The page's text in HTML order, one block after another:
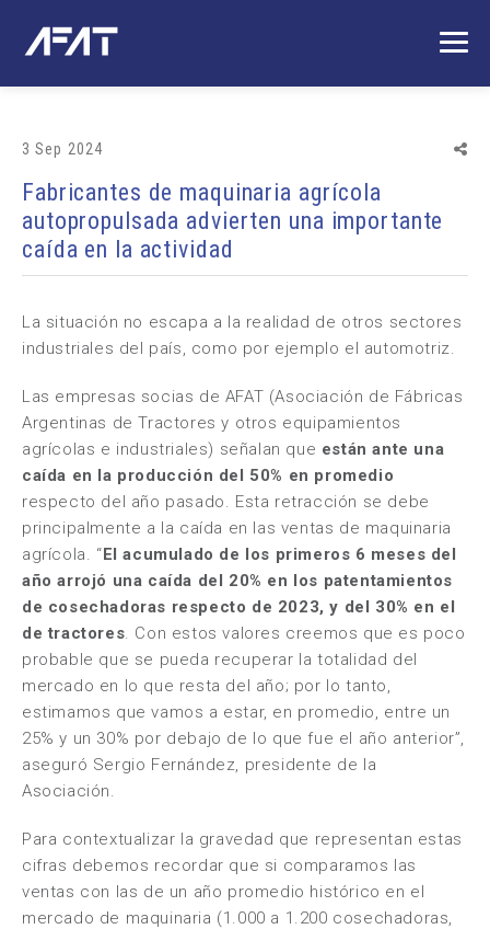
3 Sep 2024
Fabricantes de maquinaria agrícola
autopropulsada advierten una importante
caída en la actividad
La situación no escapa a la realidad de otros sectores
industriales del país, como por ejemplo el automotriz.
Las empresas socias de AFAT (Asociación de Fábricas
Argentinas de Tractores y otros equipamientos
agrícolas e industriales) señalan que están ante una
caída en la producción del 50% en promedio
respecto del año pasado. Esta retracción se debe
principalmente a la caída en las ventas de maquinaria
agrícola. “El acumulado de los primeros 6 meses del
año arrojó una caída del 20% en los patentamientos
de cosechadoras respecto de 2023, y del 30% en el
de tractores. Con estos valores creemos que es poco
probable que se pueda recuperar la totalidad del
mercado en lo que resta del año; por lo tanto,
estimamos que vamos a estar, en promedio, entre un
25% y un 30% por debajo de lo que fue el año anterior”,
aseguró Sergio Fernández, presidente de la
Asociación.
Para contextualizar la gravedad que representan estas
cifras debemos recordar que si comparamos las
ventas con las de un año promedio histórico en el
mercado de maquinaria (1.000 a 1.200 cosechadoras,